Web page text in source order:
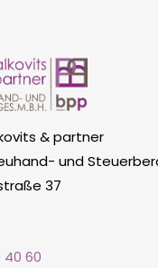
& partner
und
37
40 60